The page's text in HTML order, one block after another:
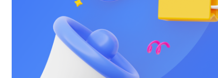
Электровелосипеды
Электросамокаты
Эхолоты